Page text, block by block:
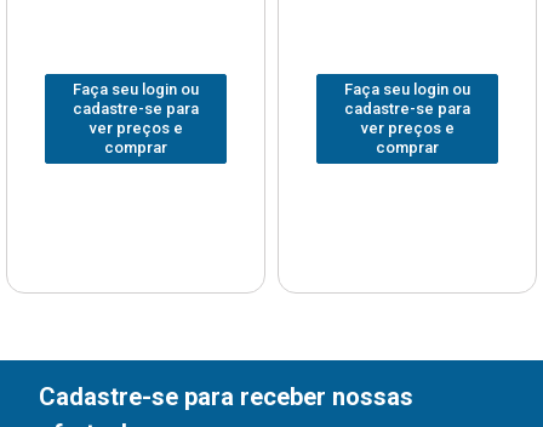
Faça seu login ou
cadastre-se para
ver preços e
comprar
Faça seu login ou
cadastre-se para
ver preços e
comprar
Cadastre-se para receber nossas